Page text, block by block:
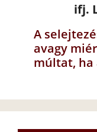
ifj.
A
avagy
múltat, ha